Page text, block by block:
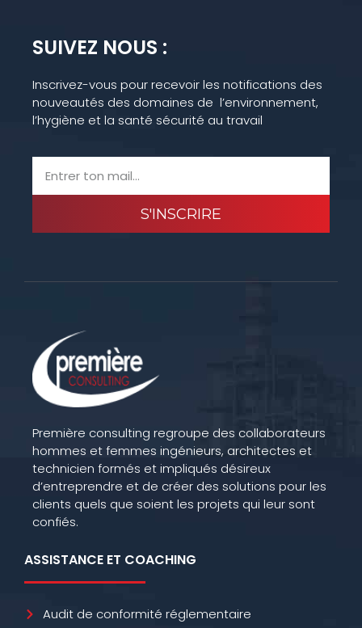
SUIVEZ NOUS :
Inscrivez-vous pour recevoir les notifications des
nouveautés des domaines de l’environnement,
l’hygiène et la santé sécurité au travail
S'INSCRIRE
Première consulting regroupe des collaborateurs
hommes et femmes ingénieurs, architectes et
technicien formés et impliqués désireux
d’entreprendre et de créer des solutions pour les
clients quels que soient les projets qui leur sont
confiés.
ASSISTANCE ET COACHING
Audit de conformité réglementaire